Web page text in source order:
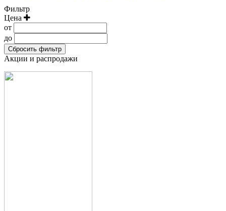
Фильтр
Цена
от
до
Сбросить фильтр
Акции и распродажи